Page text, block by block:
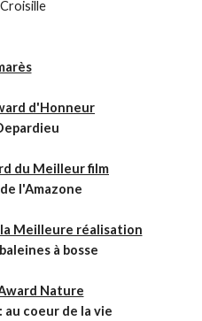
d'Honneur
du Meilleur film
l'Amazone
Meilleure réalisation
à bosse
Nature
au coeur de la vie